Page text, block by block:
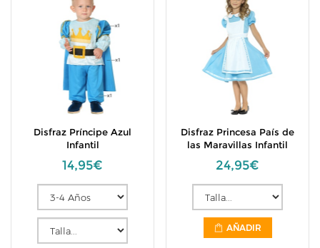
Disfraz Príncipe Azul
Infantil
14,95€
Disfraz Princesa País de
las Maravillas Infantil
24,95€
AÑADIR